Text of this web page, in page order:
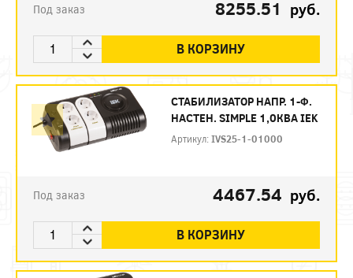
Под заказ 8255.51 руб.
В КОРЗИНУ
СТАБИЛИЗАТОР НАПР. 1-Ф.
НАСТЕН. SIMPLE 1,0КВА IEK
Артикул:IVS25-1-01000
Под заказ 4467.54 руб.
В КОРЗИНУ